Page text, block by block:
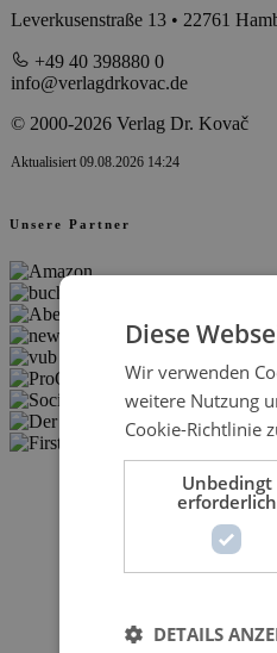
Leverkusenstraße 13 • 22761
+49 40 398880 0
info@verlagdrkovac.de
© 2000-2026 Verlag Dr. Kovač
Aktualisiert 09.08.2026 14:24
Unsere Partner
Diese
Wir verwenden
weitere Nutzung
Cookie-Richtlinie
Unbedingt
erforderlich
DETAILS